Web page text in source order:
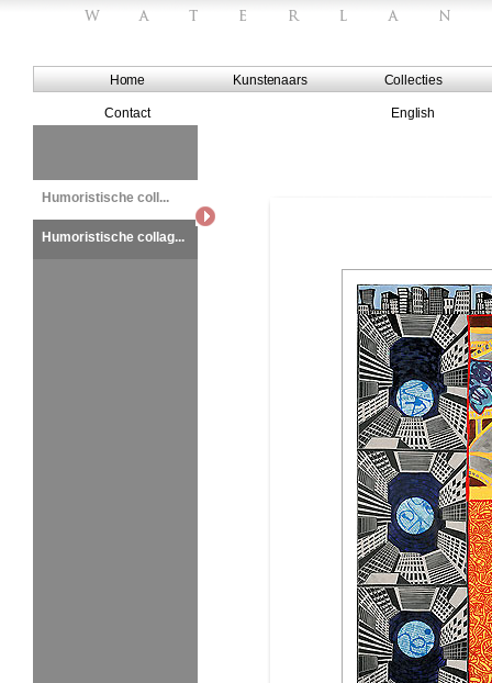
Home Kunstenaars Collecties
Contact English
Humoristische coll...
Humoristische collag...